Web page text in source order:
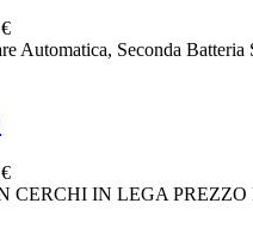
Seconda
IN LEGA